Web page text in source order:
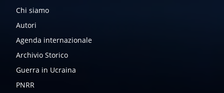
Chi siamo
Autori
Agenda internazionale
Archivio Storico
Guerra in Ucraina
PNRR